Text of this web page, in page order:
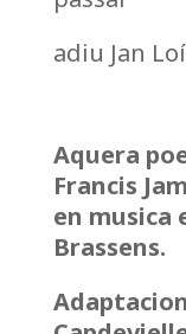
adiu Jan
Aquera
Francis
en musica
Brassens.